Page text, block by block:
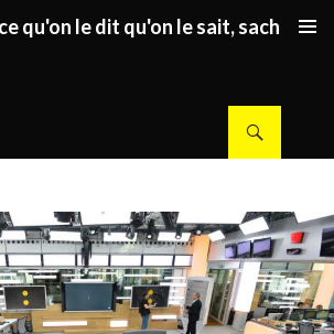
qu'on le dit qu'on le sait, sachez